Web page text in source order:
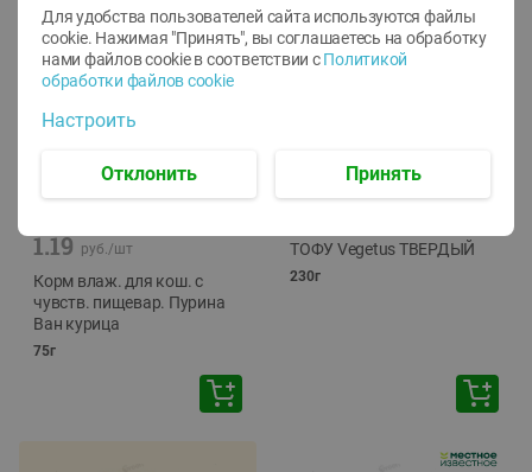
1.19 руб./шт
Корм влаж. для кош. с
чувств. пищевар. Пурина
Ван курица
75г
ТОФУ Vegetus ТВЕРДЫЙ
230г
Для удобства пользователей сайта используются файлы
cookie. Нажимая "Принять", вы соглашаетесь на обработку
нами файлов cookie в соответствии с Политикой
обработки файлов cookie
Настроить
Отклонить Принять